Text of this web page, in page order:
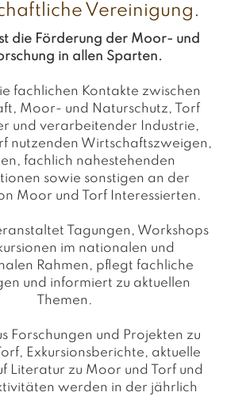
Vereinigung.
die Förderung der Moor- und
in allen Sparten.
fachlichen Kontakte zwischen
Moor- und Naturschutz, Torf
und verarbeitender Industrie,
nutzenden Wirtschaftszweigen,
fachlich nahestehenden
sowie sonstigen an der
Moor und Torf Interessierten.
Tagungen, Workshops
im nationalen und
Rahmen, pflegt fachliche
und informiert zu aktuellen
Themen.
Forschungen und Projekten zu
Exkursionsberichte, aktuelle
Literatur zu Moor und Torf und
werden in der jährlich